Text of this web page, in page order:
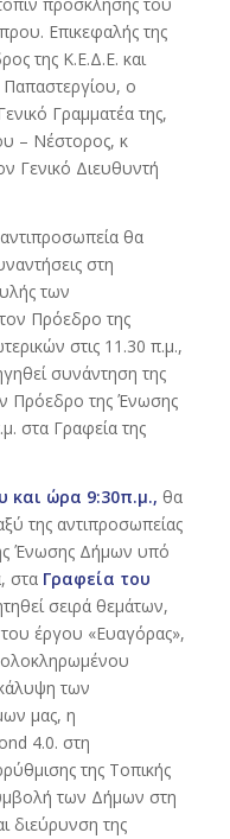
πρόσκλησης του
Επικεφαλής της
της Κ.Ε.Δ.Ε. και
Παπαστεργίου, ο
Γραμματέα της,
– Νέστορος, κ
Γενικό Διευθυντή
θα
στη
των
Πρόεδρο της
στις 11.30 π.μ.,
συνάντηση της
Πρόεδρο της Ένωσης
στα Γραφεία της
και ώρα 9:30π.μ., θα
της αντιπροσωπείας
Ένωσης Δήμων υπό
στα Γραφεία του
σειρά θεμάτων,
έργου «Ευαγόρας»,
των
μας, η
4.0. στη
της Τοπικής
των Δήμων στη
διεύρυνση της